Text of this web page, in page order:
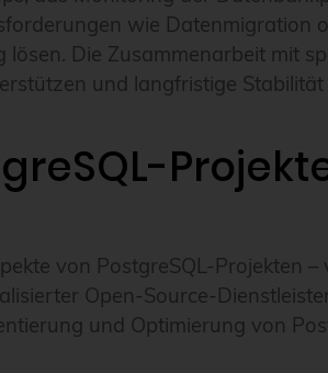
wie Datenmigration
Die Zusammenarbeit mit
und langfristige
von PostgreSQL-Projekten –
Open-Source-
und Optimierung von